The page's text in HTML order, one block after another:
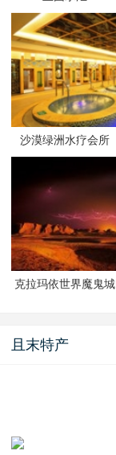
沙漠绿洲水疗会所
克拉玛依世界魔鬼城
且末特产